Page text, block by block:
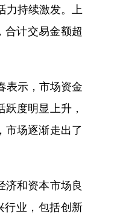
力持续激发。上
计交易金额超
表示，市场资金
度明显上升，
市场逐渐走出了
和资本市场良
行业，包括创新